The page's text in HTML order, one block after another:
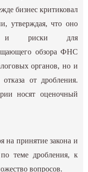
бизнес критиковал
утверждая, что оно
и риски для
обзора ФНС
органов, но и
от дробления.
носят оценочный
на принятие закона и
теме дробления, к
вопросов.